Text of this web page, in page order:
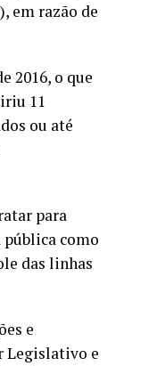
em razão de
2016, o que
11
ou até
para
pública como
das linhas
e
Legislativo e